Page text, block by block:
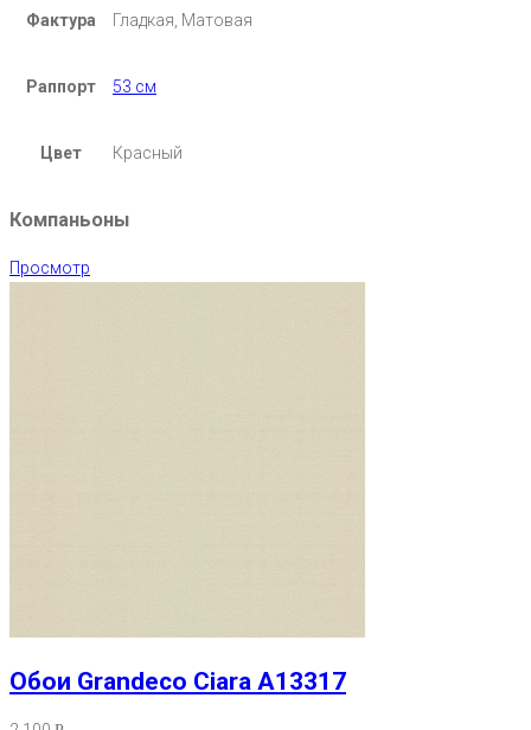
Фактура Гладкая, Матовая
Раппорт 53 см
Цвет Красный
Компаньоны
Просмотр
Обои Grandeco Ciara A13317